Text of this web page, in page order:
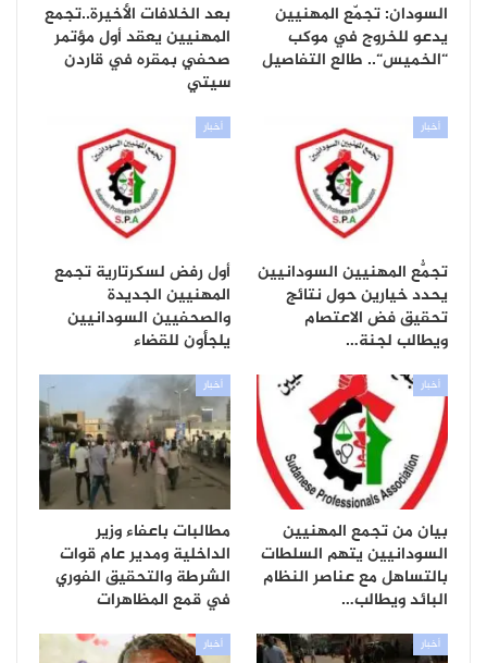
السودان: تجمّع المهنيين
يدعو للخروج في موكب
“الخميس“.. طالع التفاصيل
بعد الخلافات الأخيرة..تجمع
المهنيين يعقد أول مؤتمر
صحفي بمقره في قاردن
سيتي
أخبار
تجمُّع المهنيين السودانيين
يحدد خيارين حول نتائج
تحقيق فض الاعتصام
ويطالب لجنة…
أخبار
أول رفض لسكرتارية تجمع
المهنيين الجديدة
والصحفيين السودانيين
يلجأون للقضاء
أخبار
بيان من تجمع المهنيين
السودانيين يتهم السلطات
بالتساهل مع عناصر النظام
البائد ويطالب…
أخبار
مطالبات باعفاء وزير
الداخلية ومدير عام قوات
الشرطة والتحقيق الفوري
في قمع المظاهرات
أخبار أخبار